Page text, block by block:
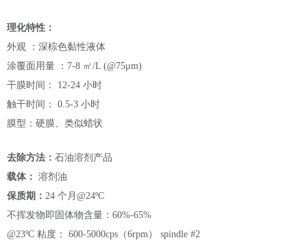
理化特性：
外观 ：深棕色黏性液体
涂覆面用量 ：7-8 ㎡/L (@75μm)
干膜时间： 12-24 小时
触干时间： 0.5-3 小时
膜型：硬膜、类似蜡状
去除方法： 石油溶剂产品
载体： 溶剂油
保质期： 24 个月@24ºC
不挥发物即固体物含量：60%-65%
@23ºC 粘度： 600-5000cps（6rpm） spindle #2